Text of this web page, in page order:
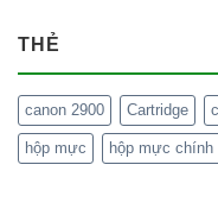
THẺ
canon 2900 Cartridge
hộp mực hộp mực chính